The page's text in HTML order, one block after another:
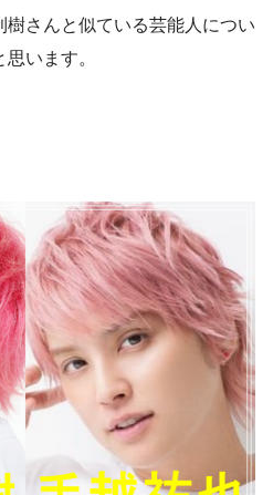
樹さんと似ている芸能人につい
います。